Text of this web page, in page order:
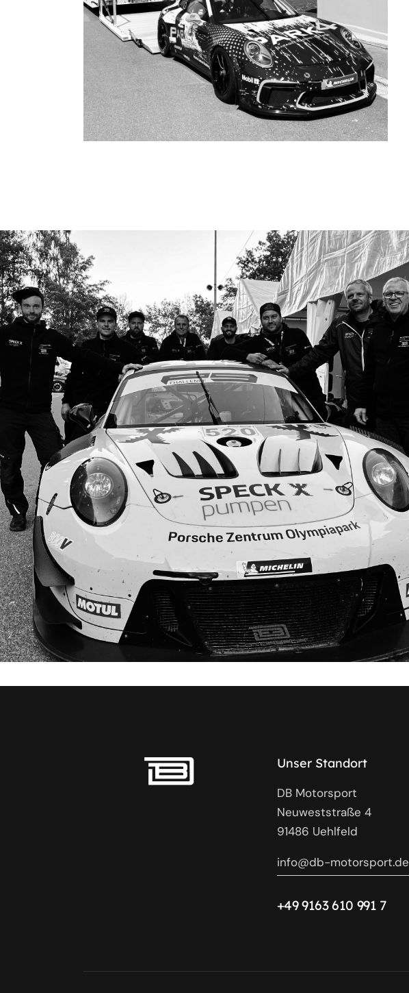
Unser Standort
DB Motorsport
Neuweststraße 4
91486 Uehlfeld
info@db-motorsport.de
+49 9163 610 991 7